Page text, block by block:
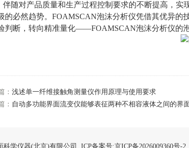
随对产品质量和生产过程控制要求的不断提高，实
的必然趋势。FOAMSCAN泡沫分析仪凭借其优异
判断，转向精准量化——FOAMSCAN泡沫分析仪的
： 浅述单一纤维接触角测量仪作用原理与使用要求
： 自动多功能界面流变仪能够表征两种不相容液体之间的界
科学仪器(北京)有限公司 ICP备案号:京ICP备2026009360号-2